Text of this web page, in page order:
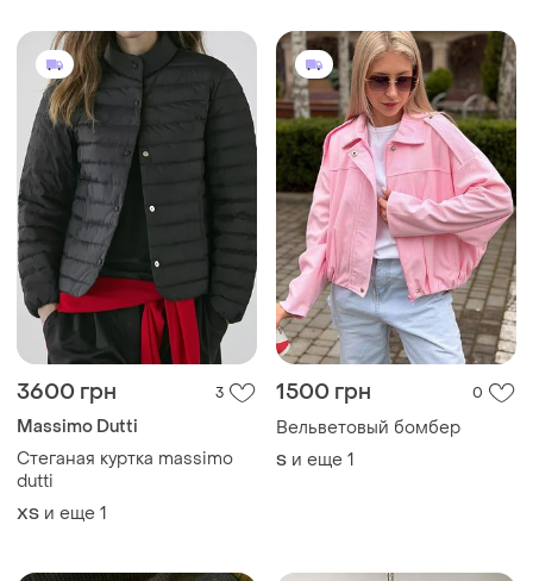
3600 грн 3
Massimo Dutti
Стеганая куртка massimo
dutti
ХS и еще 1
1500 грн 0
Вельветовый бомбер
S и еще 1